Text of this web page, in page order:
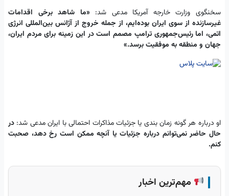
سخنگوی وزارت خارجه آمریکا مدعی شد: «ما شاهد برخی اقدامات
غیرسازنده از سوی ایران بوده‌ایم، از جمله خروج از آژانس بین‌المللی انرژی
اتمی، اما رئیس‌جمهوری ترامپ مصمم است در این زمینه برای مردم ایران،
جهان و منطقه به موفقیت برسد.»
او درباره هر گونه زمان بندی یا جزئیات مذاکرات احتمالی با ایران مدعی شد: در
حال حاضر نمی‌توانم درباره جزئیات یا آنچه ممکن است رخ دهد، صحبت
کنم.
مهم‌ترین اخبار